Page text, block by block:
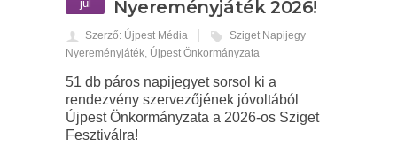
júl
Nyereményjáték 2026!
Szerző: Újpest Média
Sziget Napijegy
Nyereményjáték, Újpest Önkormányzata
51 db páros napijegyet sorsol ki a
rendezvény szervezőjének jóvoltából
Újpest Önkormányzata a 2026-os Sziget
Fesztiválra!